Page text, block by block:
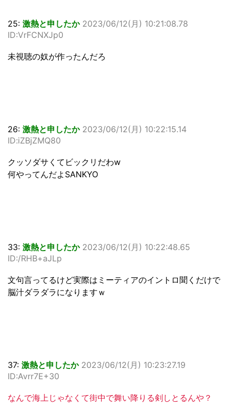
25: 激熱と申したか 2023/06/12(月) 10:21:08.78
ID:VrFCNXJp0
未視聴の奴が作ったんだろ
26: 激熱と申したか 2023/06/12(月) 10:22:15.14
ID:iZBjZMQ80
クッソダサくてビックリだわw
何やってんだよSANKYO
33: 激熱と申したか 2023/06/12(月) 10:22:48.65
ID:/RHB+aJLp
文句言ってるけど実際はミーティアのイントロ聞くだけで
脳汁ダラダラになりますｗ
37: 激熱と申したか 2023/06/12(月) 10:23:27.19
ID:Avrr7E+30
なんで海上じゃなくて街中で舞い降りる剣しとるんや？